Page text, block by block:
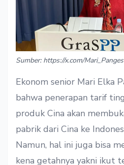
Sumber: https://x.com/
Ekonom senior Mari Elka
bahwa penerapan tarif
produk Cina akan
pabrik dari Cina ke
Namun, hal ini juga bisa
kena getahnya yakni ikut